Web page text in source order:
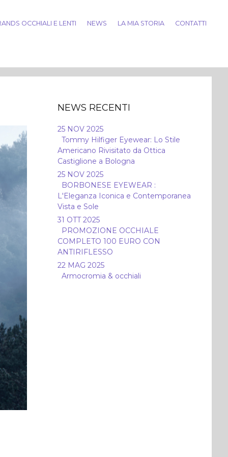
OCCHIALI E LENTI NEWS LA MIA STORIA CONTATTI
NEWS RECENTI
25 NOV 2025
Tommy Hilfiger Eyewear: Lo Stile
Americano Rivisitato da Ottica
Castiglione a Bologna
25 NOV 2025
BORBONESE EYEWEAR :
L'Eleganza Iconica e Contemporanea
Vista e Sole
31 OTT 2025
PROMOZIONE OCCHIALE
COMPLETO 100 EURO CON
ANTIRIFLESSO
22 MAG 2025
Armocromia & occhiali